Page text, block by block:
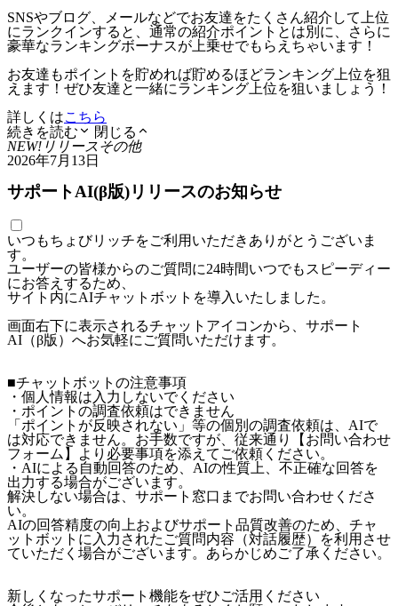
SNSやブログ、メールなどでお友達をたくさん紹介して上位
にランクインすると、通常の紹介ポイントとは別に、さらに
豪華なランキングボーナスが上乗せでもらえちゃいます！
お友達もポイントを貯めれば貯めるほどランキング上位を狙
えます！ぜひ友達と一緒にランキング上位を狙いましょう！
詳しくはこちら
続きを読む
閉じる
NEW! リリースその他
2026年7月13日
サポートAI(β版)リリースのお知らせ
いつもちょびリッチをご利用いただきありがとうございま
す。
ユーザーの皆様からのご質問に24時間いつでもスピーディー
にお答えするため、
サイト内にAIチャットボットを導入いたしました。
画面右下に表示されるチャットアイコンから、サポート
AI（β版）へお気軽にご質問いただけます。
■チャットボットの注意事項
・個人情報は入力しないでください
・ポイントの調査依頼はできません
「ポイントが反映されない」等の個別の調査依頼は、AIで
は対応できません。お手数ですが、従来通り【お問い合わせ
フォーム】より必要事項を添えてご依頼ください。
・AIによる自動回答のため、AIの性質上、不正確な回答を
出力する場合がございます。
解決しない場合は、サポート窓口までお問い合わせくださ
い。
AIの回答精度の向上およびサポート品質改善のため、チャ
ットボットに入力されたご質問内容（対話履歴）を利用させ
ていただく場合がございます。あらかじめご了承ください。
新しくなったサポート機能をぜひご活用ください